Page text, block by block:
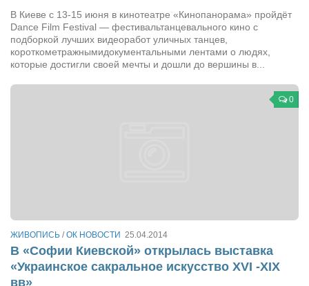
Фестиваль. Конкурс «Колибри» 2017
Конкурс «Колибри» 2016
Афиша Киев
Афиша Сумы
В Киеве с 13-15 июня в кинотеатре «Кинопанорама» пройдёт
Dance Film Festival — фестивальтанцевального кино с
подборкой лучших видеоработ уличных танцев,
короткометражнымидокументальными лентами о людях,
которые достигли своей мечты и дошли до вершины в...
0
ЖИВОПИСЬ /ОК НОВОСТИ 25.04.2014
В «Софии Киевской» открылась выставка
«Украинское сакральное искусство XVI -XIX
вв»